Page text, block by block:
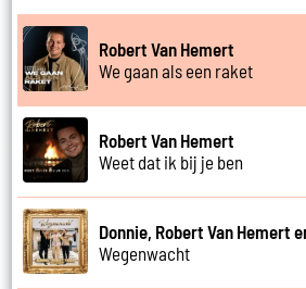
Robert Van Hemert
We gaan als een raket
Robert Van Hemert
Weet dat ik bij je ben
Donnie, Robert Van Hemert
Wegenwacht